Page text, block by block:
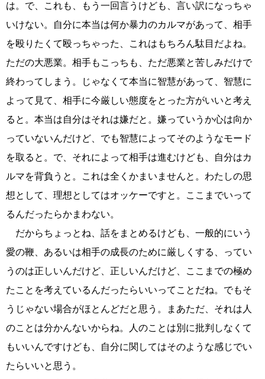
は。で、これも、もう一回言うけども、言い訳になっちゃ
いけない。自分に本当は何か暴力のカルマがあって、相手
を殴りたくて殴っちゃった、これはもちろん駄目だよね。
ただの大悪業。相手もこっちも、ただ悪業と苦しみだけで
終わってしまう。じゃなくて本当に智慧があって、智慧に
よって見て、相手に今厳しい態度をとった方がいいと考え
ると。本当は自分はそれは嫌だと。嫌っていうか心は向か
っていないんだけど、でも智慧によってそのようなモード
を取ると。で、それによって相手は進むけども、自分はカ
ルマを背負うと。これは全くかまいませんと。わたしの思
想として、理想としてはオッケーですと。ここまでいって
るんだったらかまわない。
だからちょっとね、話をまとめるけども、一般的にいう
愛の鞭、あるいは相手の成長のために厳しくする、ってい
うのは正しいんだけど、正しいんだけど、ここまでの極め
たことを考えているんだったらいいってことだね。でもそ
うじゃない場合がほとんどだと思う。まあただ、それは人
のことは分かんないからね。人のことは別に批判しなくて
もいいんですけども、自分に関してはそのような感じでい
たらいいと思う。